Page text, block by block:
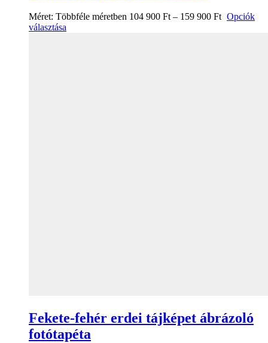
Méret: Többféle méretben 104 900 Ft – 159 900 Ft Opciók
választása
Fekete-fehér erdei tájképet ábrázoló
fotótapéta